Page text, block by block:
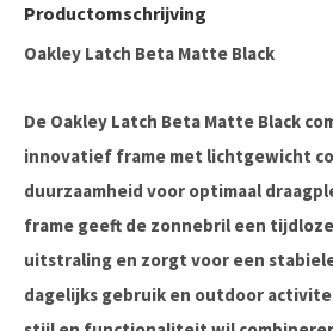
Productomschrijving
Oakley Latch Beta Matte Black
De Oakley Latch Beta Matte Black
innovatief frame met lichtgewicht
duurzaamheid voor optimaal
frame geeft de zonnebril een
uitstraling en zorgt voor een
dagelijks gebruik en outdoor